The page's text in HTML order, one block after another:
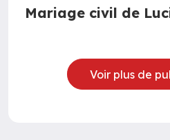
Mariage civil de
Voir plus de